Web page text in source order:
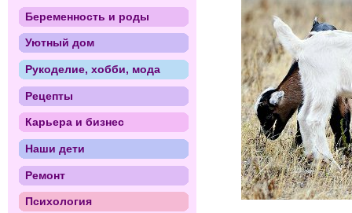
Беременность и роды
Уютный дом
Рукоделие, хобби, мода
Рецепты
Карьера и бизнес
Наши дети
Ремонт
Психология